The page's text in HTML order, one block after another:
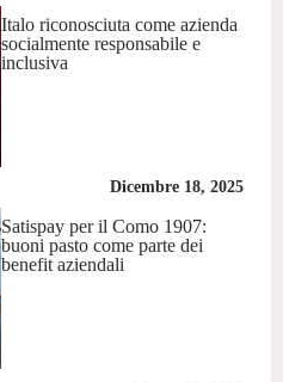
Italo riconosciuta come azienda
socialmente responsabile e
inclusiva
Dicembre 18, 2025
Satispay per il Como 1907:
buoni pasto come parte dei
benefit aziendali